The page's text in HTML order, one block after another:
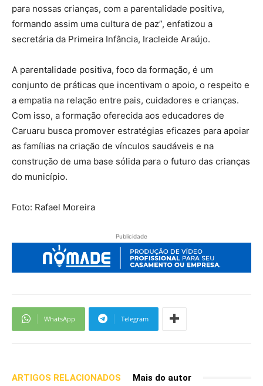
para nossas crianças, com a parentalidade positiva,
formando assim uma cultura de paz”, enfatizou a
secretária da Primeira Infância, Iracleide Araújo.
A parentalidade positiva, foco da formação, é um
conjunto de práticas que incentivam o apoio, o respeito e
a empatia na relação entre pais, cuidadores e crianças.
Com isso, a formação oferecida aos educadores de
Caruaru busca promover estratégias eficazes para apoiar
as famílias na criação de vínculos saudáveis e na
construção de uma base sólida para o futuro das crianças
do município.
Foto: Rafael Moreira
Publicidade
WhatsApp Telegram
ARTIGOS RELACIONADOS Mais do autor